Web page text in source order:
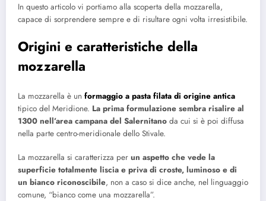
In questo articolo vi portiamo alla scoperta della mozzarella,
capace di sorprendere sempre e di risultare ogni volta irresistibile.
Origini e caratteristiche della
mozzarella
La mozzarella è un formaggio a pasta filata di origine antica
tipico del Meridione. La prima formulazione sembra risalire al
1300 nell’area campana del Salernitano da cui si è poi diffusa
nella parte centro-meridionale dello Stivale.
La mozzarella si caratterizza per un aspetto che vede la
superficie totalmente liscia e priva di croste, luminoso e di
un bianco riconoscibile, non a caso si dice anche, nel linguaggio
comune, “bianco come una mozzarella”.